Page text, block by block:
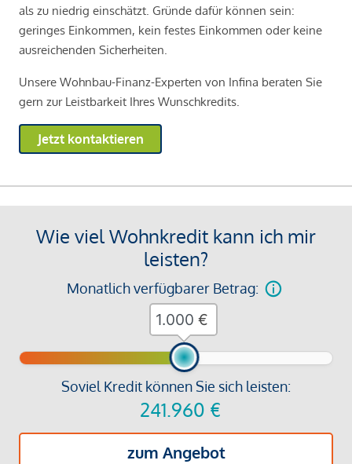
als zu niedrig einschätzt. Gründe dafür können sein:
geringes Einkommen, kein festes Einkommen oder keine
ausreichenden Sicherheiten.
Unsere Wohnbau-Finanz-Experten von Infina beraten Sie
gern zur Leistbarkeit Ihres Wunschkredits.
Jetzt kontaktieren
Wie viel Wohnkredit kann ich mir
leisten?
Monatlich verfügbarer Betrag:
Soviel Kredit können Sie sich leisten:
241.960 €
zum Angebot
€